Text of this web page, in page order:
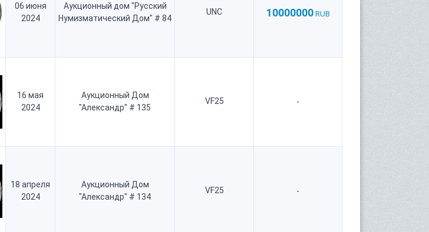
06 июня
2024
Аукционный дом "Русский
Нумизматический Дом" # 84
UNC 10000000 RUB
16 мая
2024
Аукционный Дом
"Александр" # 135
VF25 -
18 апреля
2024
Аукционный Дом
"Александр" # 134
VF25 -